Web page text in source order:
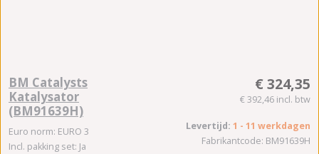
BM Catalysts
Katalysator
(BM91639H)
Euro norm: EURO 3
Incl. pakking set: Ja
€ 324,35
€ 392,46 incl. btw
Levertijd: 1 - 11 werkdagen
Fabrikantcode: BM91639H